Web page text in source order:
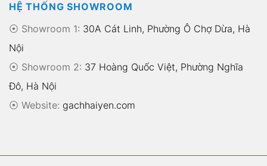
HỆ THỐNG SHOWROOM
⦿ Showroom 1: 30A Cát Linh, Phường Ô Chợ Dừa, Hà
Nội
⦿ Showroom 2: 37 Hoàng Quốc Việt, Phường Nghĩa
Đô, Hà Nội
⦿ Website: gachhaiyen.com